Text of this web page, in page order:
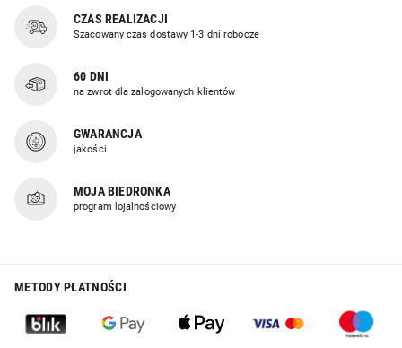
CZAS REALIZACJI
Szacowany czas dostawy 1-3 dni robocze
60 DNI
na zwrot dla zalogowanych klientów
GWARANCJA
jakości
MOJA BIEDRONKA
program lojalnościowy
METODY PŁATNOŚCI